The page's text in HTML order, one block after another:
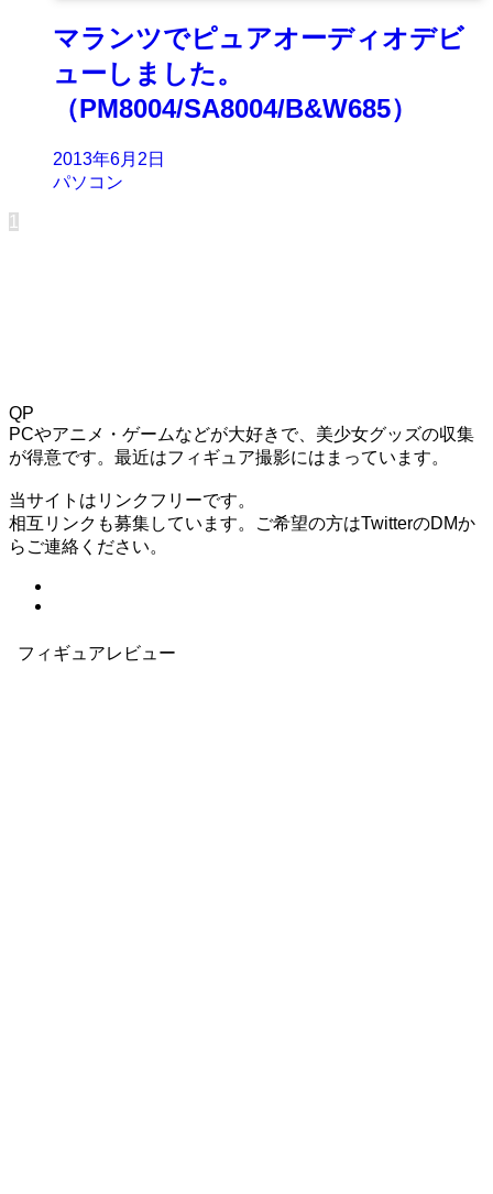
マランツでピュアオーディオデビ
ューしました。
（PM8004/SA8004/B&W685）
2013年6月2日
パソコン
1
QP
PCやアニメ・ゲームなどが大好きで、美少女グッズの収集
が得意です。最近はフィギュア撮影にはまっています。
当サイトはリンクフリーです。
相互リンクも募集しています。ご希望の方はTwitterのDMか
らご連絡ください。
フィギュアレビュー